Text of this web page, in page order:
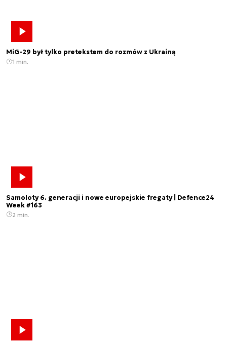
MiG-29 był tylko pretekstem do rozmów z Ukrainą
1 min.
Samoloty 6. generacji i nowe europejskie fregaty | Defence24
Week #163
2 min.